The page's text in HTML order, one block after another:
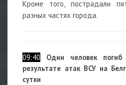
Кроме того, пострадали
разных частях города.
09:40
Один человек
результате атак ВСУ на
сутки